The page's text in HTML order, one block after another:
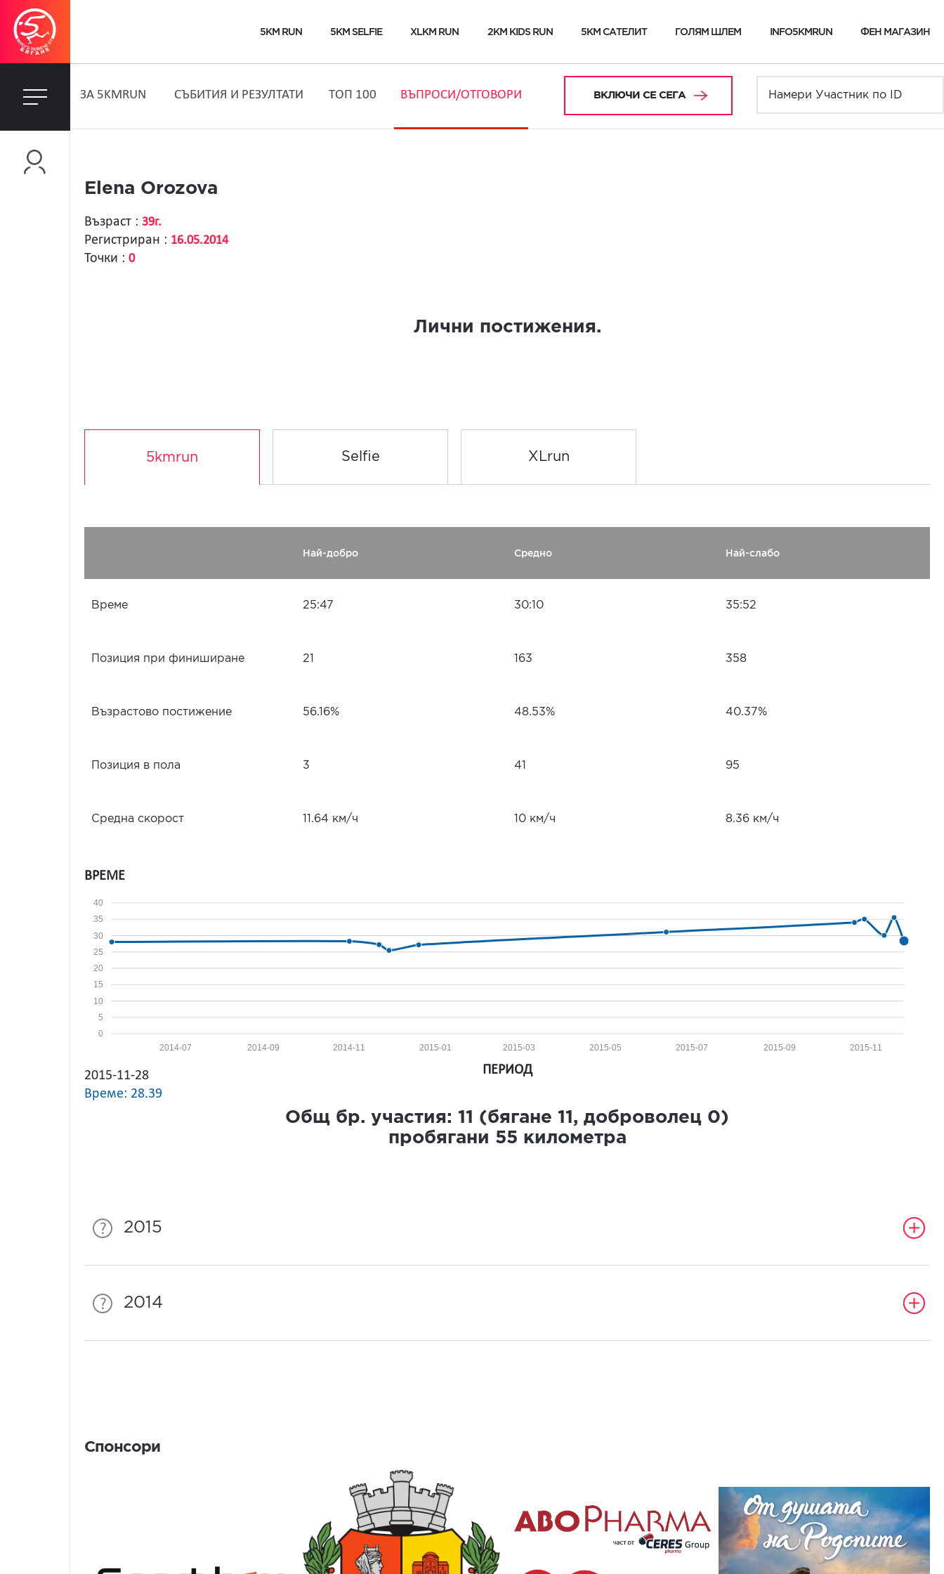
5KM RUN 5KM SELFIE XLKM RUN 2KM KIDS RUN 5KM САТЕЛИТ ГОЛЯМ ШЛЕМ INFO5KMRUN ФЕН МАГАЗИН
ЗA 5KMRUN СЪБИТИЯ И РЕЗУЛТАТИ ТОП 100 ВЪПРОСИ/ОТГОВОРИ ВКЛЮЧИ СЕ СЕГА
Elena Orozova
Възраст : 39г.
Регистриран : 16.05.2014
Точки : 0
Лични постижения.
5kmrun Selfie XLrun
Най-добро Средно Най-слабо
Време 25:47 30:10 35:52
Позиция при финиширане 21 163 358
Възрастово постижение 56.16% 48.53% 40.37%
Позиция в пола 3 41 95
Средна скорост 11.64 км/ч 10 км/ч 8.36 км/ч
ВРЕМЕ
0
5
10
15
20
25
30
35
40
2015-11
2015-09
2015-07
2015-05
2015-03
2015-01
2014-11
2014-09
2014-07
2015-11-28
Време: 28.39
ПЕРИОД
Общ бр. участия: 11 (бягане 11 , доброволец 0)
пробягани 55 километра
2015
2014
Спонсори